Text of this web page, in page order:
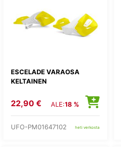
ESCELADE VARAOSA
KELTAINEN
22,90 € ALE:18 %
UFO-PM01647102 heti verkosta